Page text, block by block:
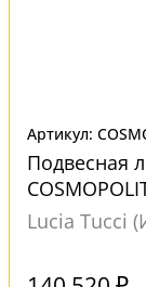
Артикул:
Подвесная
Lucia Tucci